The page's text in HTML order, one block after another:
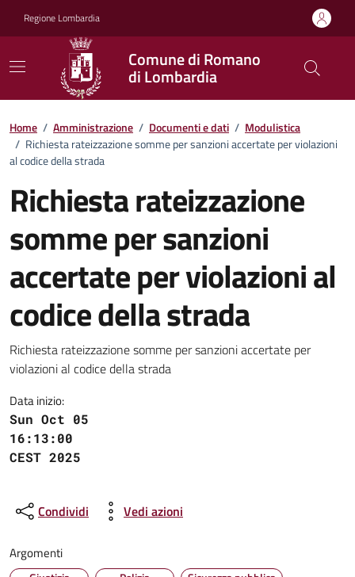
Regione Lombardia
Comune di Romano
di Lombardia
Dettagli del documento
Home / Amministrazione / Documenti e dati / Modulistica
/ Richiesta rateizzazione somme per sanzioni accertate per violazioni
al codice della strada
Richiesta rateizzazione
somme per sanzioni
accertate per violazioni al
codice della strada
Richiesta rateizzazione somme per sanzioni accertate per
violazioni al codice della strada
Data inizio:
Sun Oct 05
16:13:00
CEST 2025
Condividi Vedi azioni
Argomenti